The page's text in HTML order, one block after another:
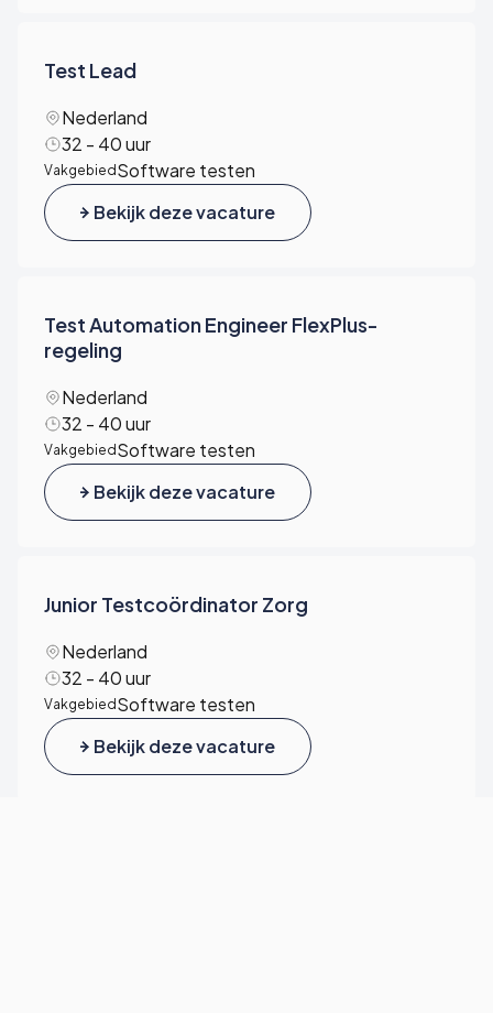
Test Lead
Nederland
32 - 40 uur
Vakgebied Software testen
Bekijk deze vacature
Test Automation Engineer FlexPlus-
regeling
Nederland
32 - 40 uur
Vakgebied Software testen
Bekijk deze vacature
Junior Testcoördinator Zorg
Nederland
32 - 40 uur
Vakgebied Software testen
Bekijk deze vacature